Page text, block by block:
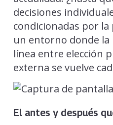
decisiones
condicionadas por la
un entorno donde la
línea entre elección
externa se vuelve
El antes y después